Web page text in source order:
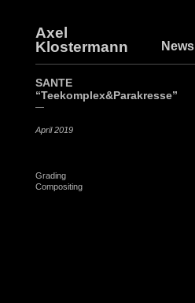
Axel
Klostermann
News
SANTE
“Teekomplex&Parakresse”
—
April 2019
Grading
Compositing